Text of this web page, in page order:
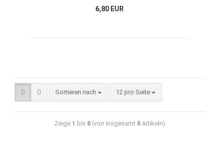
6,80 EUR
Sortieren nach 12 pro Seite
Zeige 1 bis 8(von insgesamt 8Artikeln)